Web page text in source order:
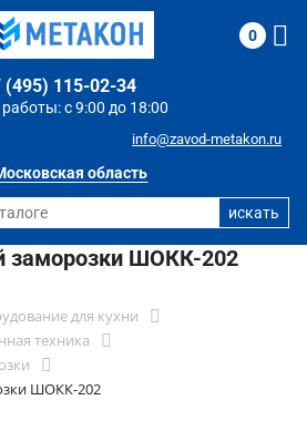
область
с 9:00 до 18:00
(495) 115-02-34
info@zavod-metakon.ru
0
заморозки ШОКК-202
для кухни
техника
ШОКК-202